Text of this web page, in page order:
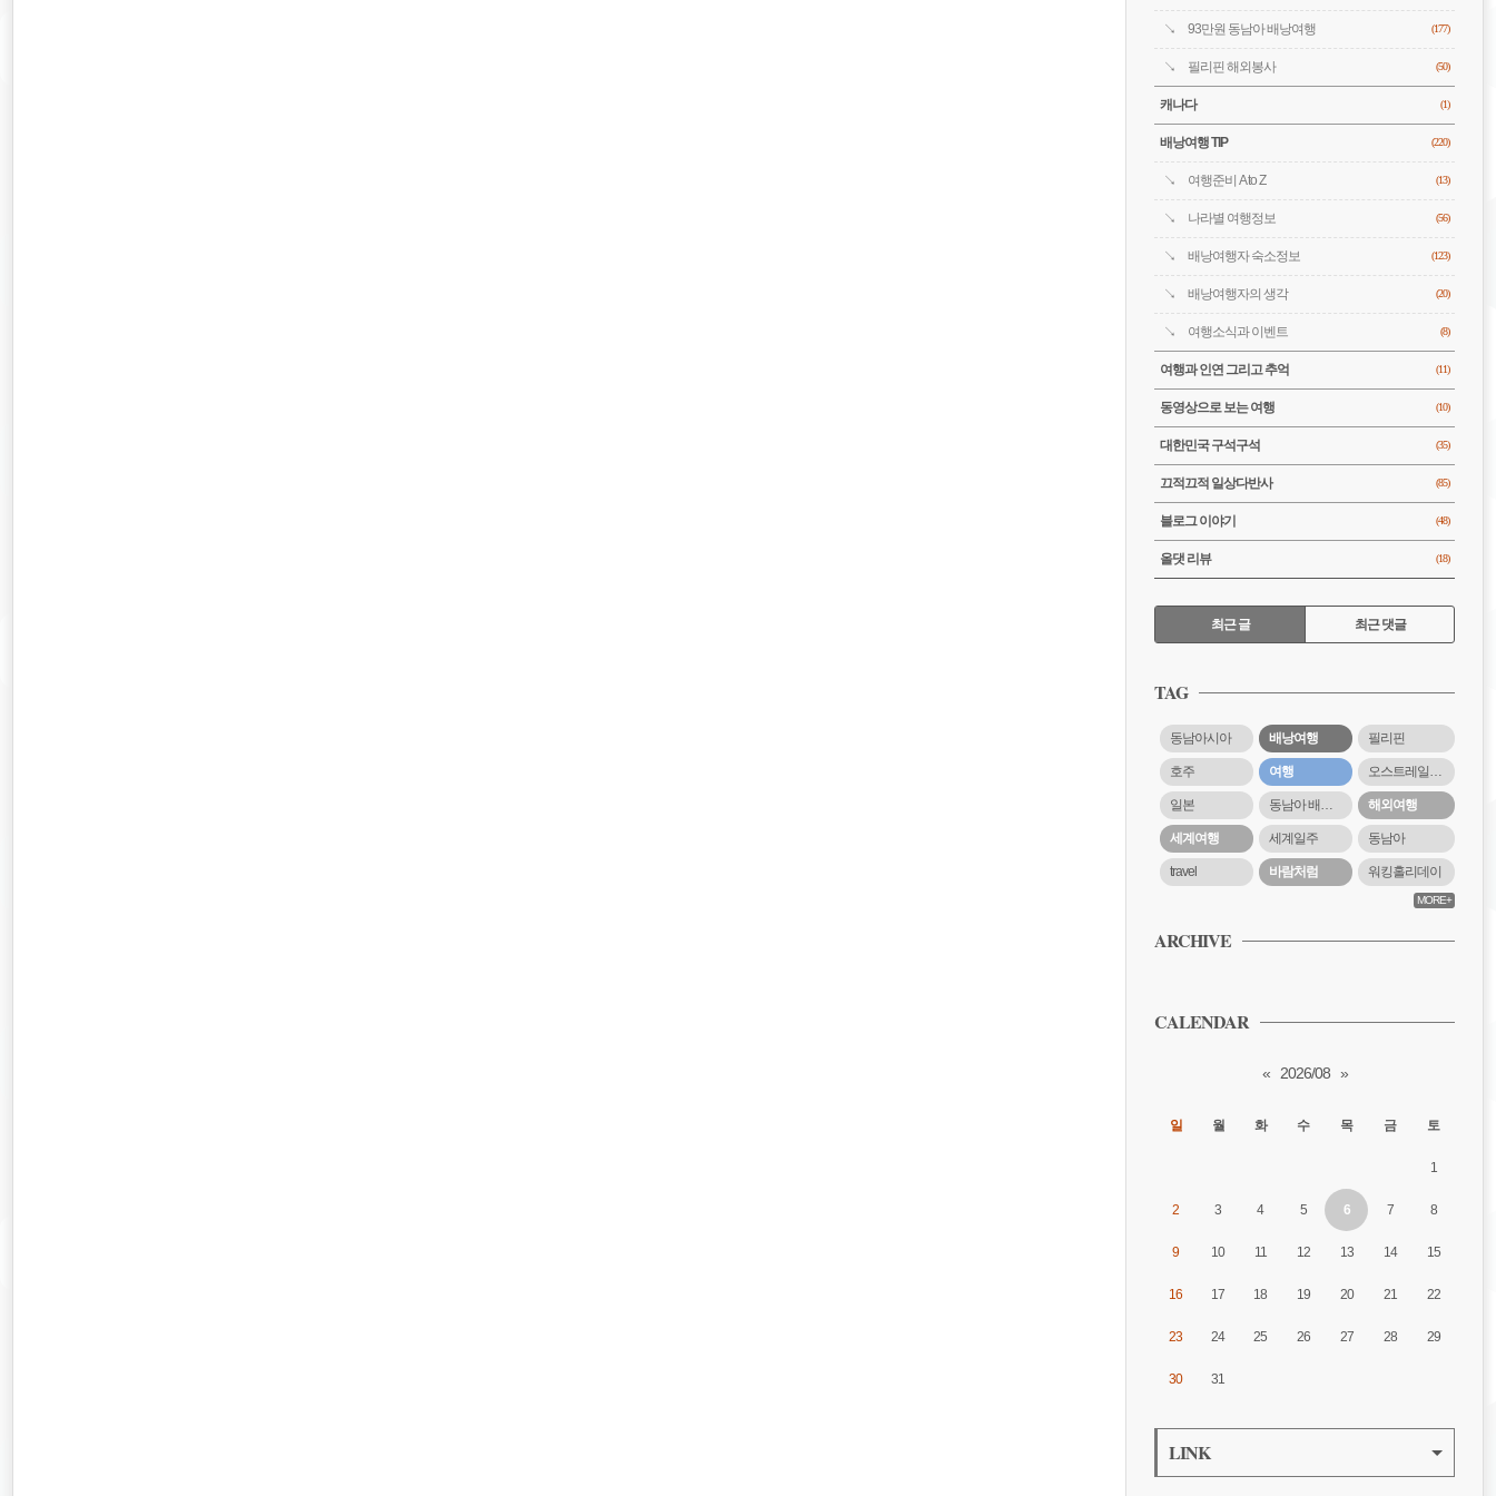
93만원 동남아 배낭여행 (177)
필리핀 해외봉사 (50)
캐나다 (1)
배낭여행 TIP (220)
여행준비 A to Z (13)
나라별 여행정보 (56)
배낭여행자 숙소정보 (123)
배낭여행자의 생각 (20)
여행소식과 이벤트 (8)
여행과 인연 그리고 추억 (11)
동영상으로 보는 여행 (10)
대한민국 구석구석 (35)
끄적끄적 일상다반사 (85)
블로그 이야기 (48)
올댓 리뷰 (18)
RECENTLY
최근 글 최근 댓글
근
글
TAG
동남아시아 배낭여행 필리핀
호주 여행 오스트레일리아
일본 동남아 배낭여행 해외여행
세계여행 세계일주 동남아
travel 바람처럼 워킹홀리데이
MORE+
ARCHIVE
CALENDAR
« 2026/08 »
일 월 화 수 목 금 토
1
2 3 4 5 6 7 8
9 10 11 12 13 14 15
16 17 18 19 20 21 22
23 24 25 26 27 28 29
30 31
LINK